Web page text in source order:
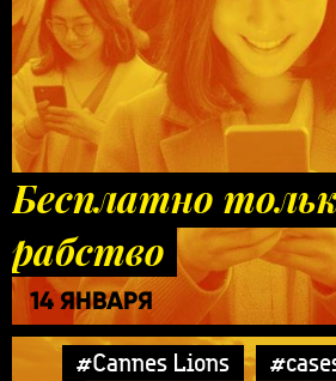
Бесплатно
рабство
14 ЯНВАРЯ
#Cannes Lions